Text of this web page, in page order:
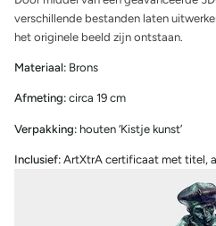
verschillende bestanden laten
het originele beeld zijn ontstaan.
Materiaal: Brons
Afmeting: circa 19 cm
Verpakking: houten ‘Kistje kunst’
Inclusief: ArtXtrA certificaat met titel,